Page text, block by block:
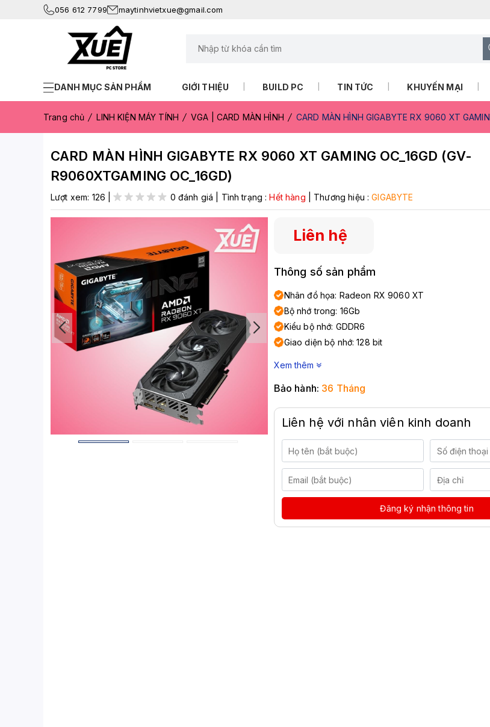
056 612 7799 maytinhvietxue@gmail.com
DANH MỤC SẢN PHẨM GIỚI THIỆU BUILD PC TIN TỨC KHUYẾN MẠI
Trang chủ LINH KIỆN MÁY TÍNH VGA | CARD MÀN HÌNH CARD MÀN HÌNH GIGABYTE RX 9060 XT
CARD MÀN HÌNH GIGABYTE RX 9060 XT GAMING OC_16GD (GV-
R9060XTGAMING OC_16GD)
Lượt xem: 126 | 0 đánh giá Tình trạng :Hết hàng Thương hiệu :GIGABYTE
Liên hệ
Thông số sản phẩm
Nhân đồ họa: Radeon RX 9060 XT
Bộ nhớ trong: 16Gb
Kiểu bộ nhớ: GDDR6
Giao diện bộ nhớ: 128 bit
Xem thêm
Bảo hành: 36 Tháng
Liên hệ với nhân viên kinh doanh
Đăng ký nhận thông tin